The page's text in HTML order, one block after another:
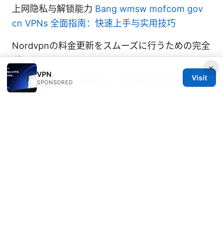
上网隐私与解锁能力 Bang wmsw mofcom gov
cn VPNs 全面指南：快速上手与实用技巧
Nordvpnの料金更新をスムーズに行うための完全
ガイド
中国 vp 免费：完整指南、实用推荐与常见问题解
×
VPN
SPONSORED
Visit